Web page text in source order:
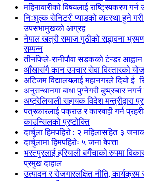
महिनावारीको विषयलाई राष्ट्रियकरण
निःशुल्क सेनिटरी प्याडको व्यवस्था हुने
उपसभामुखको आग्रह
नेपाल खत्री समाज गुठीको सद्भावना
सम्पन्न
तीनपिप्ले-रानीपौवा सडकको टेन्डर
आँखासंगै कान उपचार सेवा विस्तारको
अटिजम विद्यालयलाई महानगरले दियो
अनुसन्धानमा बाधा पुग्नेगरी दुष्प्रचार
अष्ट्रेलियाली सहायक विदेश मन्त्रीद्वारा
पत्रकारलाई पक्राउ र कारबाही गर्न
काउन्सिलको प्रष्टोक्ति
दार्चुला हिमपहिरो : २ महिलासहित ३
दार्चुलामा हिमपहिरोः ५ जना बेपत्ता
भरतपुरलाई हरियाली बगैँचाको रुपमा
प्रमुख दाहाल
उत्पादन र रोजगारलक्षित नीति,